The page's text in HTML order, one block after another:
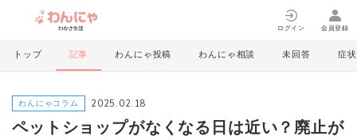
ログイン 会員登録
トップ 記事 わんにゃ投稿 わんにゃ相談 未回答 症状
わんにゃコラム 2025.02.18
ペットショップがなくなる日は近い？廃止が